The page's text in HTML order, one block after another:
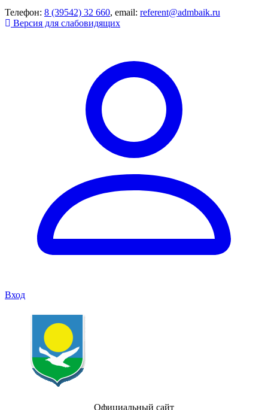
Телефон: 8 (39542) 32 660, email: referent@admbaik.ru
Версия для слабовидящих
Вход
Официальный сайт